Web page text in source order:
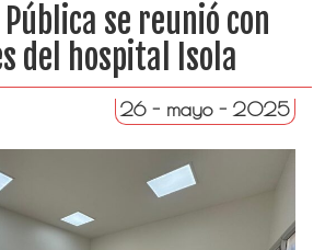
Pública se reunió con
del hospital Isola
26 - mayo - 2025